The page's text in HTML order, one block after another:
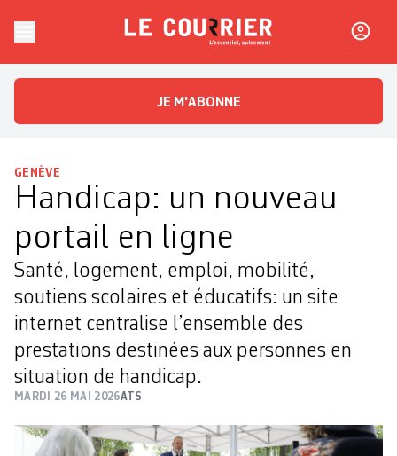
Le CourrierL'essentiel, autrement
JE M'ABONNE
GENÈVE
Handicap: un nouveau
portail en ligne
Santé, logement, emploi, mobilité,
soutiens scolaires et éducatifs: un site
internet centralise l’ensemble des
prestations destinées aux personnes en
situation de handicap.
MARDI 26 MAI 2026ATS